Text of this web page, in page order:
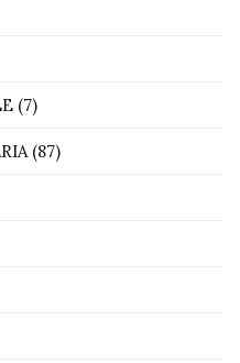
(7)
(87)